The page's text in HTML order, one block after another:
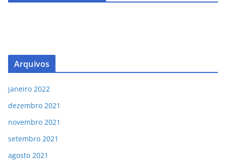
Arquivos
janeiro 2022
dezembro 2021
novembro 2021
setembro 2021
agosto 2021